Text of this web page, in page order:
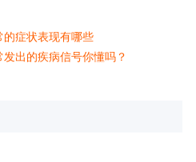
的症状表现有哪些
出的疾病信号你懂吗？